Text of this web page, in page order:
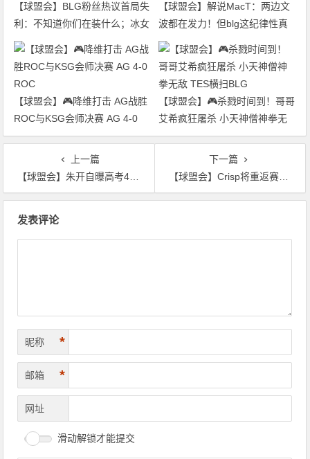
【球盟会】BLG粉丝热议首局失
利：不知道你们在装什么；冰女
送的好瞩目
【球盟会】解说MacT：两边文
波都在发力！但blg这纪律性真
是个老大难的问题
【球盟会】🎮降维打击 AG战胜
ROC与KSG会师决赛 AG 4-0
ROC
【球盟会】🎮杀戮时间到！哥哥
艾希疯狂屠杀 小天神僧神拳无
敌 TES横扫BLG
上一篇
【球盟会】朱开自曝高考438分 做高考数学爆笑：离心率不是物理吗，是数学？
下一篇
【球盟会】Crisp将重返赛场？Doinb爆料：松松马上要去打职业了 其他的我不说！
发表评论
昵称 *
邮箱 *
网址
滑动解锁才能提交